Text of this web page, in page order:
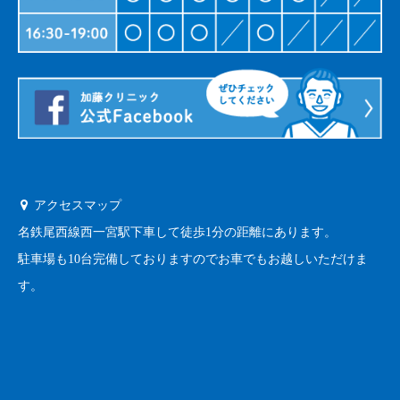
アクセスマップ
名鉄尾西線西一宮駅下車して徒歩1分の距離にあります。
駐車場も10台完備しておりますのでお車でもお越しいただけま
す。